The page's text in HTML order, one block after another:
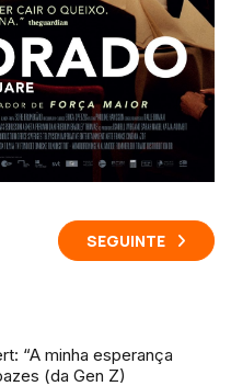
SEGUINTE
“A minha esperança
(da Gen Z)